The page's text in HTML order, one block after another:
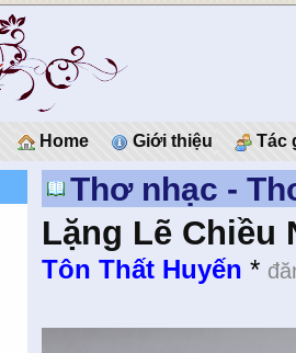
Home Giới thiệu Tác
Thơ nhạc -
Lặng Lẽ Chiều
Tôn Thất Huyến *